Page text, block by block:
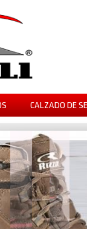
CALZADO DE